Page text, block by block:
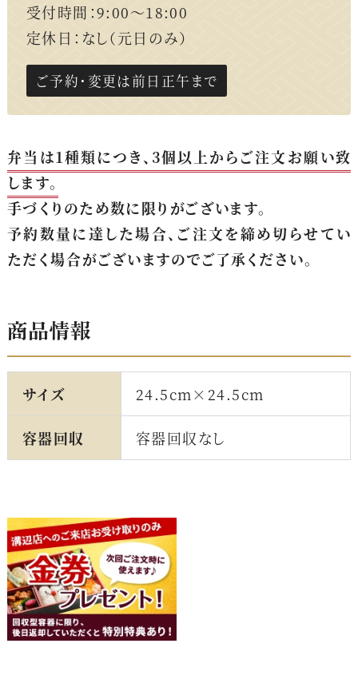
受付時間：9:00～18:00
定休日：なし（元日のみ）
ご予約・変更は前日正午まで
弁当は1種類につき、3個以上からご注文お願い致
します。
手づくりのため数に限りがございます。
予約数量に達した場合、ご注文を締め切らせてい
ただく場合がございますのでご了承ください。
商品情報
サイズ 24.5cm×24.5cm
容器回収 容器回収なし